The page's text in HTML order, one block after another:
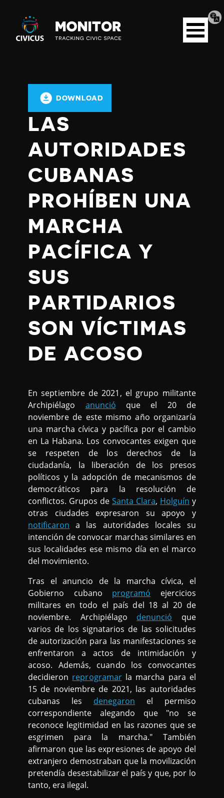
Civicus
Monitor
Open
menu
DOWNLOAD
LAS
AUTORIDADES
CUBANAS
PROHÍBEN UNA
MARCHA
PACÍFICA Y
SUS
PARTIDARIOS
SON VÍCTIMAS
DE ACOSO
En septiembre de 2021, el grupo militante
Archipiélago anunció que el 20 de
noviembre de este mismo año organizaría
una marcha cívica y pacífica por el cambio
en La Habana. Los convocantes exigen que
se respeten de los derechos de la
ciudadanía, la liberación de los presos
políticos y la adopción de mecanismos de
democráticos para la resolución de
conflictos. Grupos de Santa Clara, Holguín y
otras ciudades expresaron su apoyo y
notificaron a las autoridades locales su
intención de convocar marchas similares en
sus localidades ese mismo día en el marco
del movimiento.
Tras el anuncio de la marcha cívica, el
Gobierno cubano programó ejercicios
militares en todo el país del 18 al 20 de
noviembre. Archipiélago denunció que
varios de los signatarios de las solicitudes
de autorización para las manifestaciones se
enfrentaron a actos de intimidación y
acoso. Además, cuando los convocantes
decidieron reprogramarla marcha para el
15 de noviembre de 2021, las autoridades
cubanas les denegaron el permiso
correspondiente alegando que "no se
reconoce legitimidad en las razones que se
esgrimen para la marcha." También
afirmaron que las expresiones de apoyo del
extranjero demostraban que la movilización
pretendía desestabilizar el país y que, por lo
tanto, era ilegal.